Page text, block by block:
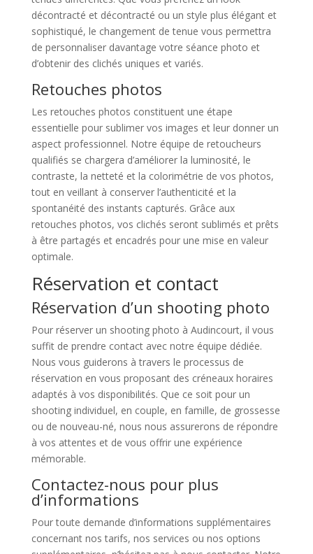
décontracté et décontracté ou un style plus élégant et
sophistiqué, le changement de tenue vous permettra
de personnaliser davantage votre séance photo et
d’obtenir des clichés uniques et variés.
Retouches photos
Les retouches photos constituent une étape
essentielle pour sublimer vos images et leur donner un
aspect professionnel. Notre équipe de retoucheurs
qualifiés se chargera d’améliorer la luminosité, le
contraste, la netteté et la colorimétrie de vos photos,
tout en veillant à conserver l’authenticité et la
spontanéité des instants capturés. Grâce aux
retouches photos, vos clichés seront sublimés et prêts
à être partagés et encadrés pour une mise en valeur
optimale.
Réservation et contact
Réservation d’un shooting photo
Pour réserver un shooting photo à Audincourt, il vous
suffit de prendre contact avec notre équipe dédiée.
Nous vous guiderons à travers le processus de
réservation en vous proposant des créneaux horaires
adaptés à vos disponibilités. Que ce soit pour un
shooting individuel, en couple, en famille, de grossesse
ou de nouveau-né, nous nous assurerons de répondre
à vos attentes et de vous offrir une expérience
mémorable.
Contactez-nous pour plus
d’informations
Pour toute demande d’informations supplémentaires
concernant nos tarifs, nos services ou nos options